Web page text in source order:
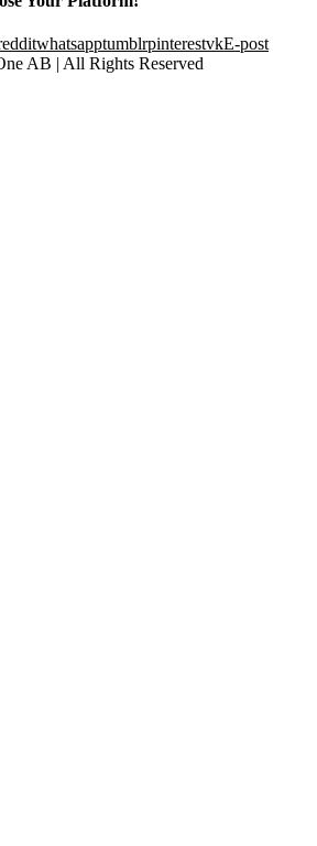
whatsapptumblrpinterestvkE-post
AB | All Rights Reserved